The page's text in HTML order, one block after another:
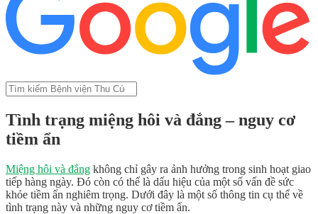
Tình trạng miệng hôi và đắng – nguy cơ
tiềm ẩn
Miệng hôi và đắng không chỉ gây ra ảnh hưởng trong sinh hoạt giao
tiếp hàng ngày. Đó còn có thể là dấu hiệu của một số vấn đề sức
khỏe tiềm ẩn nghiêm trọng. Dưới đây là một số thông tin cụ thể về
tình trạng này và những nguy cơ tiềm ẩn.